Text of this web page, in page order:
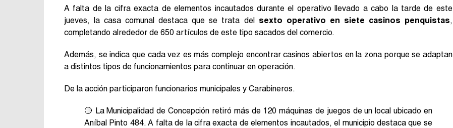
A falta de la cifra exacta de elementos incautados durante el operativo llevado a cabo la tarde de este
jueves, la casa comunal destaca que se trata del sexto operativo en siete casinos penquistas,
completando alrededor de 650 artículos de este tipo sacados del comercio.
Además, se indica que cada vez es más complejo encontrar casinos abiertos en la zona porque se adaptan
a distintos tipos de funcionamientos para continuar en operación.
De la acción participaron funcionarios municipales y Carabineros.
🔴 La Municipalidad de Concepción retiró más de 120 máquinas de juegos de un local ubicado en
Aníbal Pinto 484. A falta de la cifra exacta de elementos incautados, el municipio destaca que se